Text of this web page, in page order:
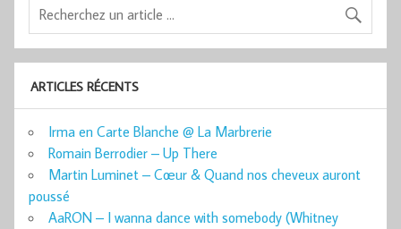
ARTICLES RÉCENTS
Irma en Carte Blanche @ La Marbrerie
Romain Berrodier – Up There
Martin Luminet – Cœur & Quand nos cheveux auront
poussé
AaRON – I wanna dance with somebody (Whitney